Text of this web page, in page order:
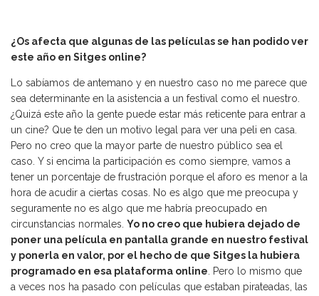
¿Os afecta que algunas de las películas se han podido ver
este año en Sitges online?
Lo sabíamos de antemano y en nuestro caso no me parece que
sea determinante en la asistencia a un festival como el nuestro.
¿Quizá este año la gente puede estar más reticente para entrar a
un cine? Que te den un motivo legal para ver una peli en casa.
Pero no creo que la mayor parte de nuestro público sea el
caso. Y si encima la participación es como siempre, vamos a
tener un porcentaje de frustración porque el aforo es menor a la
hora de acudir a ciertas cosas. No es algo que me preocupa y
seguramente no es algo que me habría preocupado en
circunstancias normales. Yo no creo que hubiera dejado de
poner una película en pantalla grande en nuestro festival
y ponerla en valor, por el hecho de que Sitges la hubiera
programado en esa plataforma online. Pero lo mismo que
a veces nos ha pasado con películas que estaban pirateadas, las